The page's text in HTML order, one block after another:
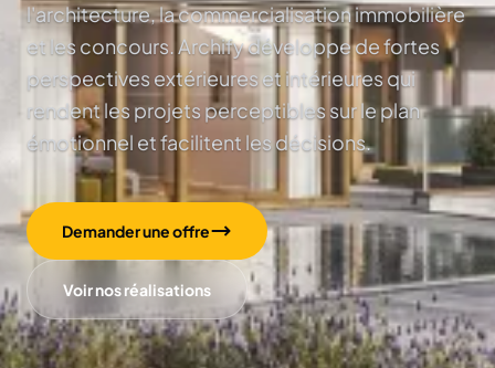
l'architecture, la commercialisation immobilière
et les concours. Archify développe de fortes
perspectives extérieures et intérieures qui
rendent les projets perceptibles sur le plan
émotionnel et facilitent les décisions.
Demander une offre
Voir nos réalisations